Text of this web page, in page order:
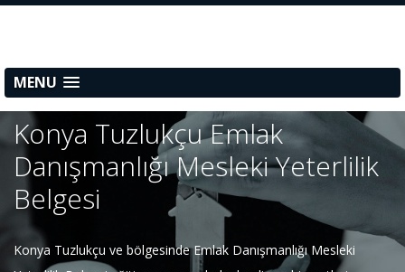
MENU
Konya Tuzlukçu Emlak
Danışmanlığı Mesleki Yeterlilik
Belgesi
Konya Tuzlukçu ve bölgesinde Emlak Danışmanlığı Mesleki